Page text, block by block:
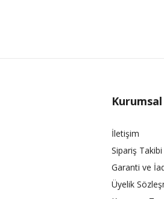
Kurumsal
İletişim
Sipariş Takibi
Garanti ve
Üyelik